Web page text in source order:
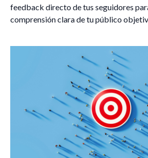
feedback directo de tus seguidores
comprensión clara de tu público